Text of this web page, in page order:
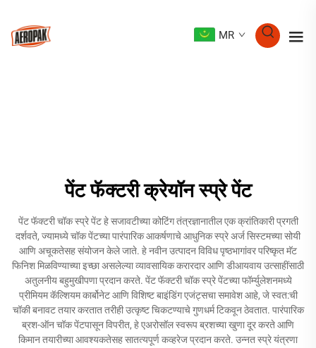
MR
पेंट फॅक्टरी क्रेयॉन स्प्रे पेंट
पेंट फॅक्टरी चॉक स्प्रे पेंट हे सजावटीच्या कोटिंग तंत्रज्ञानातील एक क्रांतिकारी प्रगती
दर्शवते, ज्यामध्ये चॉक पेंटच्या पारंपारिक आकर्षणाचे आधुनिक स्प्रे अर्ज सिस्टमच्या सोयी
आणि अचूकतेसह संयोजन केले जाते. हे नवीन उत्पादन विविध पृष्ठभागांवर परिष्कृत मॅट
फिनिश मिळविण्याच्या इच्छा असलेल्या व्यावसायिक करारदार आणि डीआयवाय उत्साहींसाठी
अतुलनीय बहुमुखीपणा प्रदान करते. पेंट फॅक्टरी चॉक स्प्रे पेंटच्या फॉर्म्युलेशनमध्ये
प्रीमियम कॅल्शियम कार्बोनेट आणि विशिष्ट बाइंडिंग एजंट्सचा समावेश आहे, जे स्वत:ची
चॉकी बनावट तयार करतात तरीही उत्कृष्ट चिकटण्याचे गुणधर्म टिकवून ठेवतात. पारंपारिक
ब्रश-ऑन चॉक पेंटपासून विपरीत, हे एअरोसॉल स्वरूप ब्रशच्या खुणा दूर करते आणि
किमान तयारीच्या आवश्यकतेसह सातत्यपूर्ण कव्हरेज प्रदान करते. उन्नत स्प्रे यंत्रणा